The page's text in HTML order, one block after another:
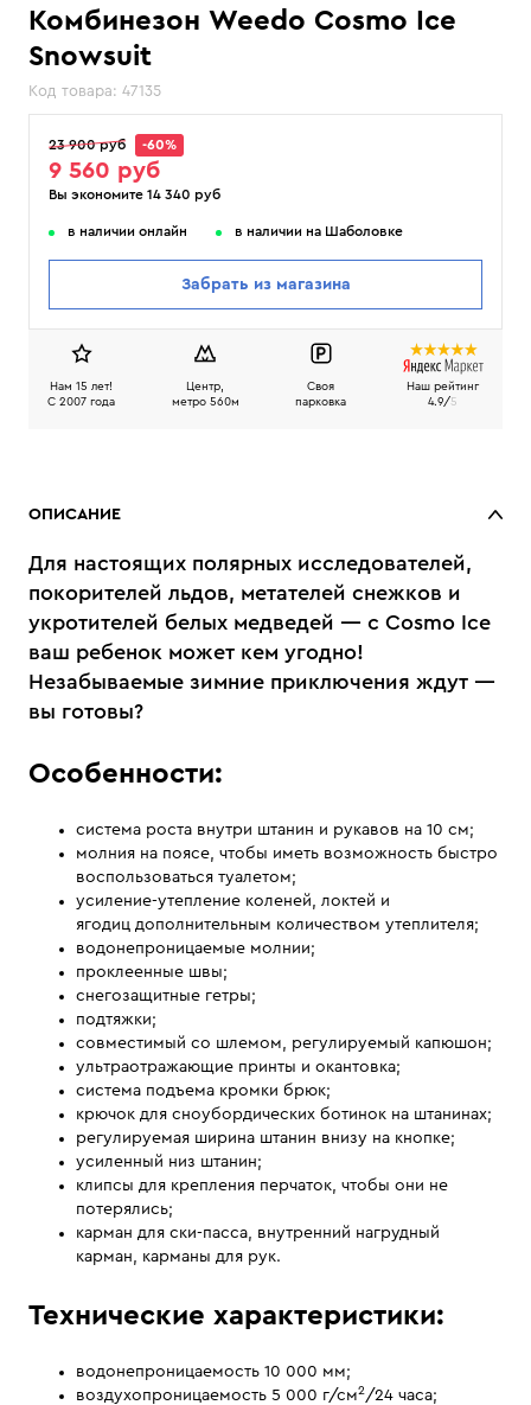
Комбинезон Weedo Cosmo Ice
Snowsuit
Код товара: 47135
23 900 руб -60%
9 560 руб
Вы экономите 14 340 руб
в наличии онлайн в наличии на Шаболовке
Забрать из магазина
Нам 15 лет!
C 2007 года
Центр,
метро 560м
Своя
парковка
Наш рейтинг
4.9/5
ОПИСАНИЕ
Для настоящих полярных исследователей,
покорителей льдов, метателей снежков и
укротителей белых медведей — с Cosmo Ice
ваш ребенок может кем угодно!
Незабываемые зимние приключения ждут —
вы готовы?
Особенности:
система роста внутри штанин и рукавов на 10 см;
молния на поясе, чтобы иметь возможность быстро
воспользоваться туалетом;
усиление-утепление коленей, локтей и
ягодиц дополнительным количеством утеплителя;
водонепроницаемые молнии;
проклеенные швы;
снегозащитные гетры;
подтяжки;
совместимый со шлемом, регулируемый капюшон;
ультраотражающие принты и окантовка;
система подъема кромки брюк;
крючок для сноубордических ботинок на штанинах;
регулируемая ширина штанин внизу на кнопке;
усиленный низ штанин;
клипсы для крепления перчаток, чтобы они не
потерялись;
карман для ски-пасса, внутренний нагрудный
карман, карманы для рук.
Технические характеристики:
водонепроницаемость 10 000 мм;
воздухопроницаемость 5 000 г/см2 /24 часа;